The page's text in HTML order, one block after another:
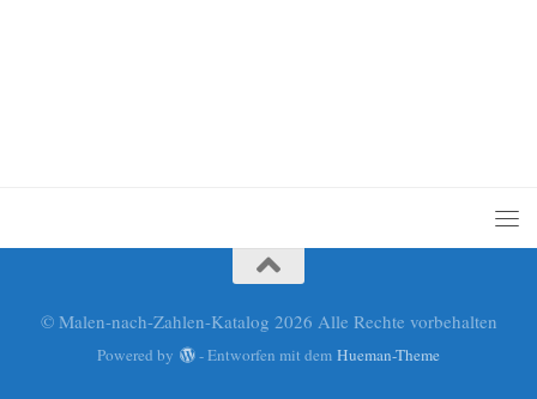
© Malen-nach-Zahlen-Katalog 2026 Alle Rechte vorbehalten
Powered by - Entworfen mit dem Hueman-Theme